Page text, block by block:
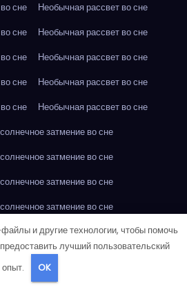
сне
Необычная рассвет во сне
сне
Необычная рассвет во сне
сне
Необычная рассвет во сне
сне
Необычная рассвет во сне
сне
Необычная рассвет во сне
затмение во сне
затмение во сне
затмение во сне
затмение во сне
затмение во сне
затмение во сне
затмение во сне
и другие технологии, чтобы помочь
лучший пользовательский
опыт.
OK